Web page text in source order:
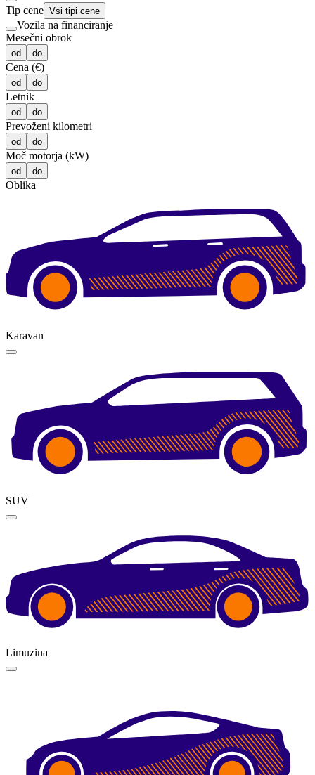
Tip cene Vsi tipi cene
Vozila na financiranje
Mesečni obrok
od do
Cena (€)
od do
Letnik
od do
Prevoženi kilometri
od do
Moč motorja (kW)
od do
Oblika
Karavan
SUV
Limuzina